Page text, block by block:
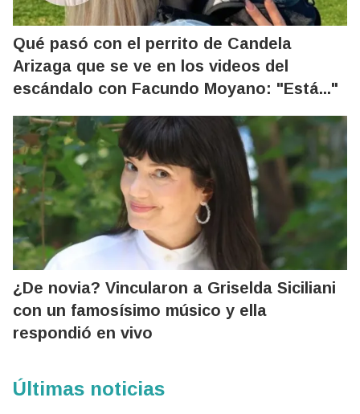
Qué pasó con el perrito de Candela
Arizaga que se ve en los videos del
escándalo con Facundo Moyano: "Está..."
¿De novia? Vincularon a Griselda Siciliani
con un famosísimo músico y ella
respondió en vivo
Últimas noticias